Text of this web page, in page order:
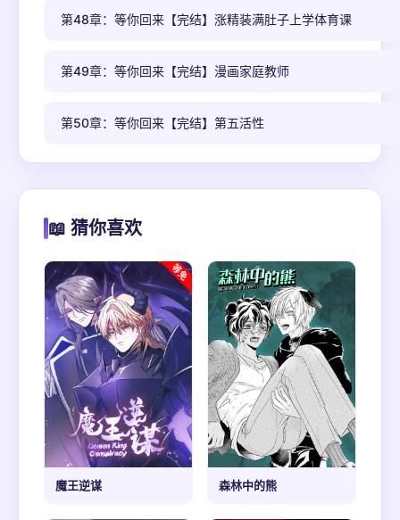
第48章：等你回来【完结】涨精装满肚子上学体育课
第49章：等你回来【完结】漫画家庭教师
第50章：等你回来【完结】第五活性
📖 猜你喜欢
魔王逆谋 森林中的熊